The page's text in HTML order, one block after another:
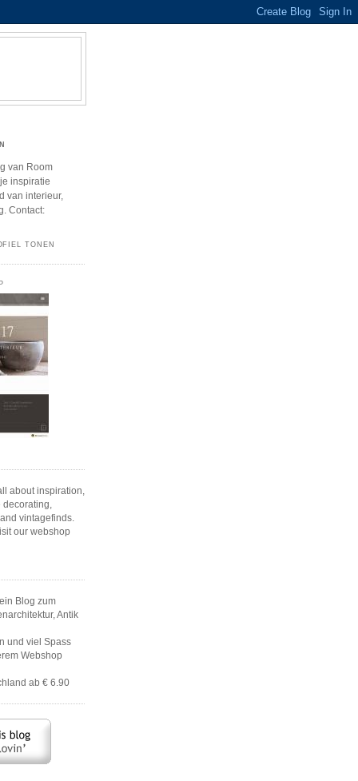
van Room
inspiratie
van interieur,
Contact:
TONEN
about inspiration,
vintagefinds.
our webshop
Blog zum
Antik
und viel Spass
Webshop
ab € 6.90